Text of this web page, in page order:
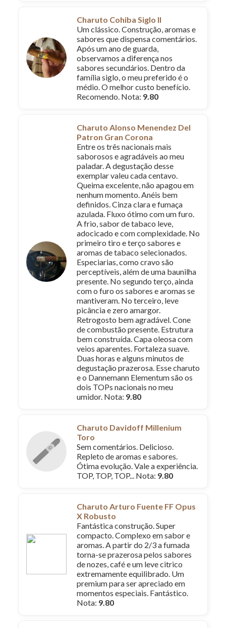
Charuto Cohiba Siglo II
Um clássico. Construção, aromas e
sabores que dispensa comentários.
Após um ano de guarda,
observamos a diferença nos
sabores secundários. Dentro da
família siglo, o meu preferido é o
médio. O melhor custo benefício.
Recomendo. Nota: 9.80
Charuto Alonso Menendez Del
Patron Gran Corona
Entre os três nacionais mais
saborosos e agradáveis ao meu
paladar. A degustação desse
exemplar valeu cada centavo.
Queima excelente, não apagou em
nenhum momento. Anéis bem
definidos. Cinza clara e fumaça
azulada. Fluxo ótimo com um furo.
A frio, sabor de tabaco leve,
adocicado e com complexidade. No
primeiro tiro e terço sabores e
aromas de tabaco selecionados.
Especiarias, como cravo são
perceptíveis, além de uma baunilha
presente. No segundo terço, ainda
com o furo os sabores e aromas se
mantiveram. No terceiro, leve
picância e zero amargor.
Retrogosto bem agradável. Cone
de combustão presente. Estrutura
bem construída. Capa oleosa com
veios aparentes. Fortaleza suave.
Duas horas e alguns minutos de
degustação prazerosa. Esse charuto
e o Dannemann Elementum são os
dois TOPs nacionais no meu
umidor. Nota: 9.80
Charuto Davidoff Millenium
Toro
Sem comentários. Delicioso.
Repleto de aromas e sabores.
Ótima evolução. Vale a experiência.
TOP, TOP, TOP... Nota: 9.80
Charuto Arturo Fuente FF Opus
X Robusto
Fantástica construção. Super
compacto. Complexo em sabor e
aromas. A partir do 2/3 a fumada
torna-se prazerosa pelos sabores
de nozes, café e um leve citrico
extremamente equilibrado. Um
premium para ser apreciado em
momentos especiais. Fantástico.
Nota: 9.80